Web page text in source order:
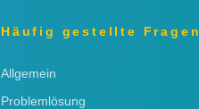
Häufig gestellte Fragen
Allgemein
Problemlösung